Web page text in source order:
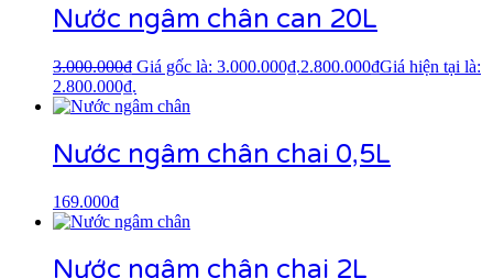
Nước ngâm chân can 20L
3.000.000₫ Giá gốc là: 3.000.000₫.2.800.000₫Giá hiện tại là:
2.800.000₫.
Nước ngâm chân chai 0,5L
169.000₫
Nước ngâm chân chai 2L